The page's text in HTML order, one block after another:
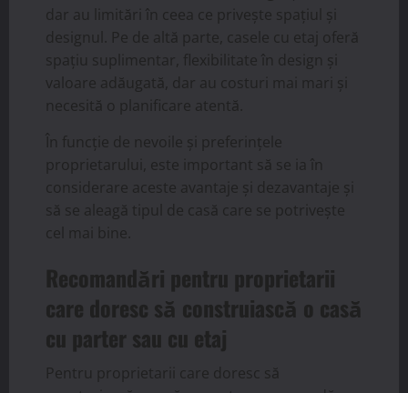
dar au limitări în ceea ce privește spațiul și
designul. Pe de altă parte, casele cu etaj oferă
spațiu suplimentar, flexibilitate în design și
valoare adăugată, dar au costuri mai mari și
necesită o planificare atentă.
În funcție de nevoile și preferințele
proprietarului, este important să se ia în
considerare aceste avantaje și dezavantaje și
să se aleagă tipul de casă care se potrivește
cel mai bine.
Recomandări pentru proprietarii
care doresc să construiască o casă
cu parter sau cu etaj
Pentru proprietarii care doresc să